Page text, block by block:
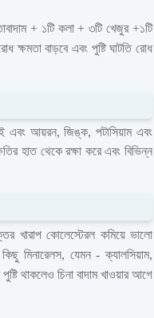
+ ১টি কলা + ৩টি খেজুর +১টি
বাড়বে এবং পুষ্টি ঘাটতি রোধ
এবং আয়রন, জিঙ্ক, পটাসিয়াম এবং
হাত থেকে রক্ষা করে এবং বিভিন্ন
খারাপ কোলেস্টেরল কমিয়ে ভালো
মিনারেলস, যেমন - ক্যালসিয়াম,
থাকলেও চিনা বাদাম খাওয়ার আগে